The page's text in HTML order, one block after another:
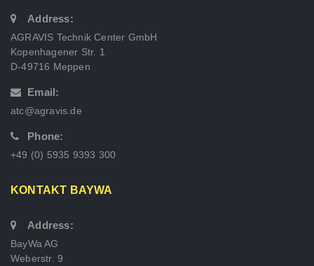
Address:
AGRAVIS Technik Center GmbH
Kopenhagener Str. 1
D-49716 Meppen
Email:
atc@agravis.de
Phone:
+49 (0) 5935 9393 300
KONTAKT BAYWA
Address:
BayWa AG
Weberstr. 9